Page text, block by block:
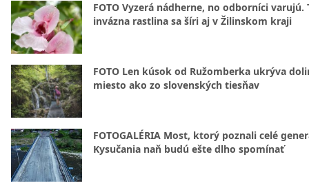
FOTO Vyzerá nádherne, no odborníci varujú.
invázna rastlina sa šíri aj v Žilinskom kraji
FOTO Len kúsok od Ružomberka ukrýva
miesto ako zo slovenských tiesňav
FOTOGALÉRIA Most, ktorý poznali celé
Kysučania naň budú ešte dlho spomínať